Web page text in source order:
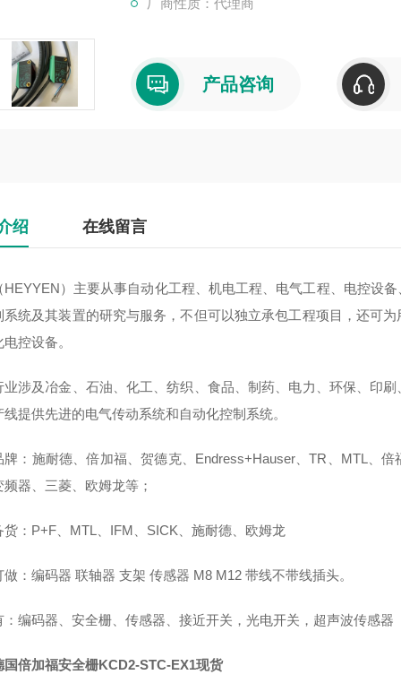
产品咨询
绍 在线留言
HEYYEN）主要从事自动化工程、机电工程、电气工程、电控设
系统及其装置的研究与服务，不但可以独立承包工程项目，还可
控设备。
业涉及冶金、石油、化工、纺织、食品、制药、电力、环保、印
线提供先进的电气传动系统和自动化控制系统。
牌：施耐德、倍加福、贺德克、Endress+Hauser、TR、MTL、
器、三菱、欧姆龙等；
货：P+F、MTL、IFM、SICK、施耐德、欧姆龙
做：编码器 联轴器 支架 传感器 M8 M12 带线不带线插头。
：编码器、安全栅、传感器、接近开关，光电开关，超声波传感器
国倍加福安全栅KCD2-STC-EX1现货